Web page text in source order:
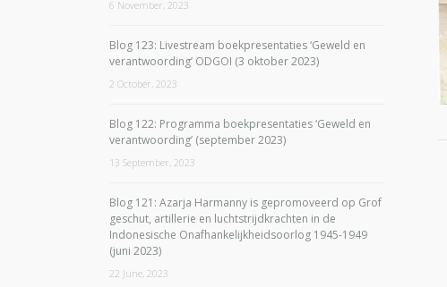
6 November, 2023
Blog 123: Livestream boekpresentaties ‘Geweld en
verantwoording’ ODGOI (3 oktober 2023)
2 October, 2023
Blog 122: Programma boekpresentaties ‘Geweld en
verantwoording’ (september 2023)
13 September, 2023
Blog 121: Azarja Harmanny is gepromoveerd op Grof
geschut, artillerie en luchtstrijdkrachten in de
Indonesische Onafhankelijkheidsoorlog 1945-1949
(juni 2023)
22 June, 2023